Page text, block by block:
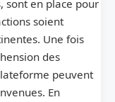
sont en place pour
soient
Une fois
des
peuvent
En